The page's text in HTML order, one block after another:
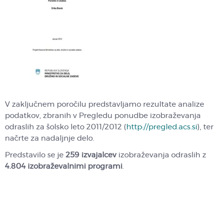
V zaključnem poročilu predstavljamo rezultate analize
podatkov, zbranih v Pregledu ponudbe izobraževanja
odraslih za šolsko leto 2011/2012 ( http://pregled.acs.si), ter
načrte za nadaljnje delo.
Predstavilo se je 259 izvajalcevizobraževanja odraslih z
4.804 izobraževalnimi programi.